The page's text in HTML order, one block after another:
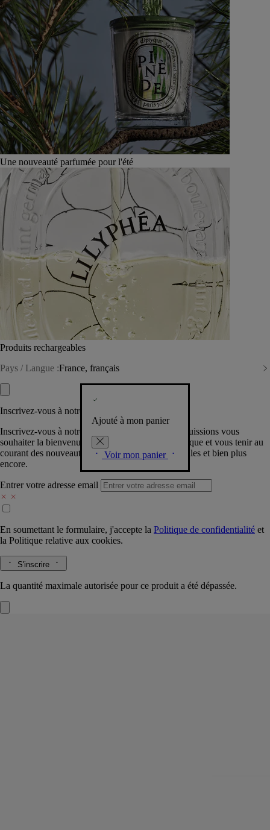
Une nouveauté parfumée pour l'été
Produits rechargeables
Pays / Langue :France, français
Ajouté à mon panier
Voir mon panier
Inscrivez-vous à notre Newsletter
Inscrivez-vous à notre newsletter pour que nous puissions vous
souhaiter la bienvenue dans la communauté Diptyque et vous tenir au
courant des nouveautés, événements, offres spéciales et bien plus
encore.
Entrer votre adresse email
En soumettant le formulaire, j'accepte la Politique de confidentialité et
la Politique relative aux cookies.
S'inscrire
La quantité maximale autorisée pour ce produit a été dépassée.